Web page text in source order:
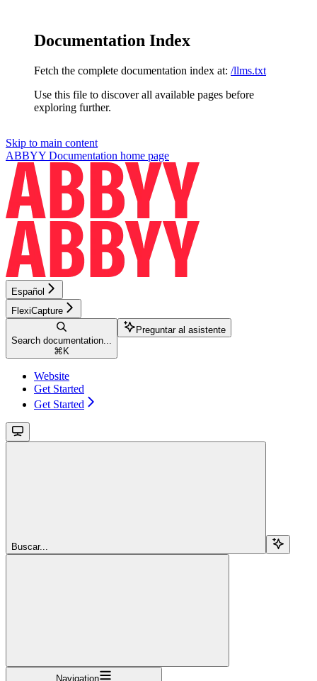
Documentation Index
Fetch the complete documentation index at: /llms.txt
Use this file to discover all available pages before
exploring further.
Skip to main content
ABBYY Documentation home page
Español
FlexiCapture
Search documentation...
⌘ K
Preguntar al asistente
Website
Get Started
Get Started
Buscar...
Navigation